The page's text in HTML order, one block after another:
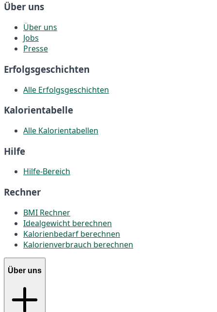
Über uns
Über uns
Jobs
Presse
Erfolgsgeschichten
Alle Erfolgsgeschichten
Kalorientabelle
Alle Kalorientabellen
Hilfe
Hilfe-Bereich
Rechner
BMI Rechner
Idealgewicht berechnen
Kalorienbedarf berechnen
Kalorienverbrauch berechnen
Über uns